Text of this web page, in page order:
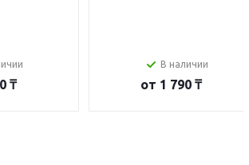
₸
В наличии
от 1 790 ₸